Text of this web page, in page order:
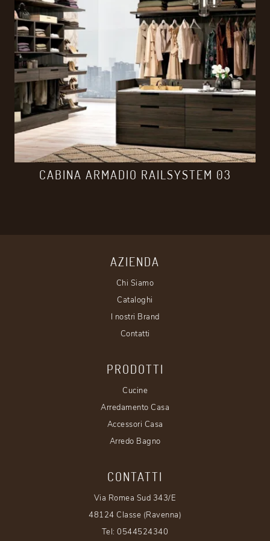
CABINA ARMADIO RAILSYSTEM 03
AZIENDA
Chi Siamo
Cataloghi
I nostri Brand
Contatti
PRODOTTI
Cucine
Arredamento Casa
Accessori Casa
Arredo Bagno
CONTATTI
Via Romea Sud 343/E
48124 Classe (Ravenna)
Tel:0544524340